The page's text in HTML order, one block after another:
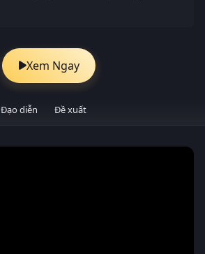
Xem Ngay
Đạo diễn Đề xuất